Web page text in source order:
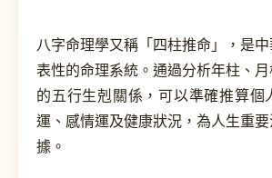
八字命理學又稱「四柱推命」，是
表性的命理系統。通過分析年柱、
的五行生剋關係，可以準確推算個
運、感情運及健康狀況，為人生重
據。